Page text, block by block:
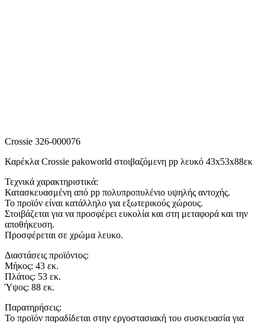
Crossie 326-000076
Καρέκλα Crossie pakoworld στοιβαζόμενη pp λευκό 43x53x88εκ
Τεχνικά χαρακτηριστικά:
Κατασκευασμένη από pp πολυπροπυλένιο υψηλής αντοχής.
Το προϊόν είναι κατάλληλο για εξωτερικούς χώρους.
Στοιβάζεται για να προσφέρει ευκολία και στη μεταφορά και την
αποθήκευση.
Προσφέρεται σε χρώμα λευκο.
Διαστάσεις προϊόντος:
Μήκος: 43 εκ.
Πλάτος: 53 εκ.
Ύψος: 88 εκ.
Παρατηρήσεις:
Το προϊόν παραδίδεται στην εργοστασιακή του συσκευασία για